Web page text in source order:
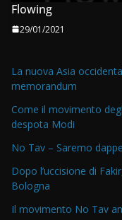
Flowing
29/01/2021
La nuova Asia
memorandum
Come il movimento
despota Modi
No Tav – Saremo
Dopo l’uccisione di
Bologna
Il movimento No Tav